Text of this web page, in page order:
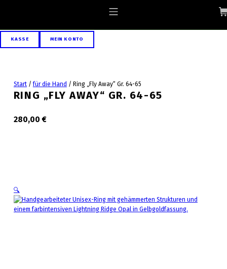
MOBILE MENU
KASSE MEIN KONTO
Start/für die Hand / Ring „Fly Away“ Gr. 64-65
RING „FLY AWAY“ GR. 64-65
280,00€
🔍